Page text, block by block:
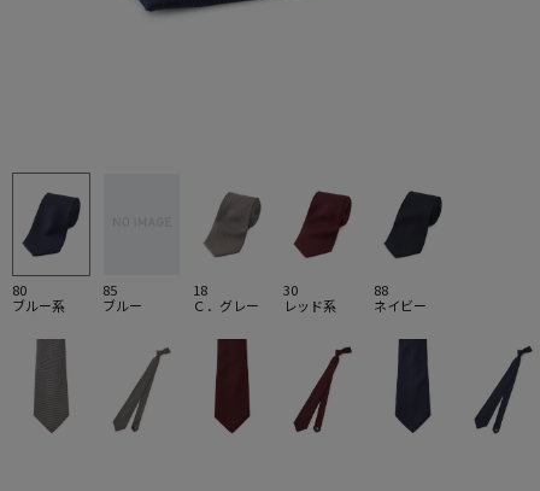
80
ブルー系
85
ブルー
18
Ｃ．グレー
30
レッド系
88
ネイビー